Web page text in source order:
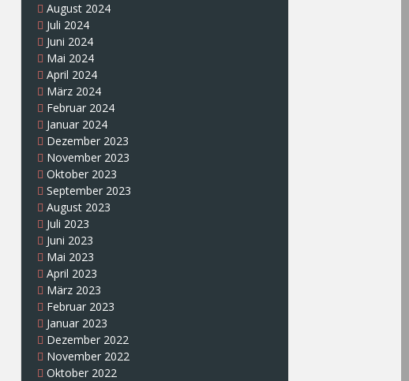
August 2024
Juli 2024
Juni 2024
Mai 2024
April 2024
März 2024
Februar 2024
Januar 2024
Dezember 2023
November 2023
Oktober 2023
September 2023
August 2023
Juli 2023
Juni 2023
Mai 2023
April 2023
März 2023
Februar 2023
Januar 2023
Dezember 2022
November 2022
Oktober 2022